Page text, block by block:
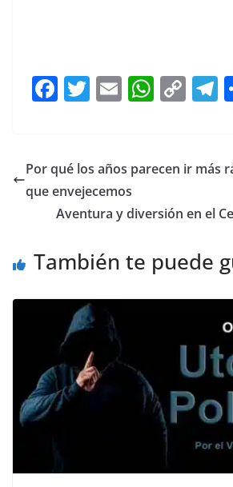
F
e
b
o
k
T
er
E
l
W
s
p
C
y
n
T
Por qué los años parecen ir más
que envejecemos
Aventura y diversión en el
También te puede